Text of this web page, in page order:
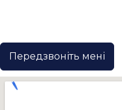
Передзвоніть мені